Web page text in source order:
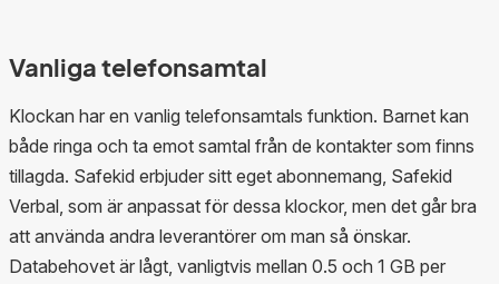
Vanliga telefonsamtal
Klockan har en vanlig telefonsamtals funktion. Barnet kan
både ringa och ta emot samtal från de kontakter som finns
tillagda. Safekid erbjuder sitt eget abonnemang, Safekid
Verbal, som är anpassat för dessa klockor, men det går bra
att använda andra leverantörer om man så önskar.
Databehovet är lågt, vanligtvis mellan 0.5 och 1 GB per